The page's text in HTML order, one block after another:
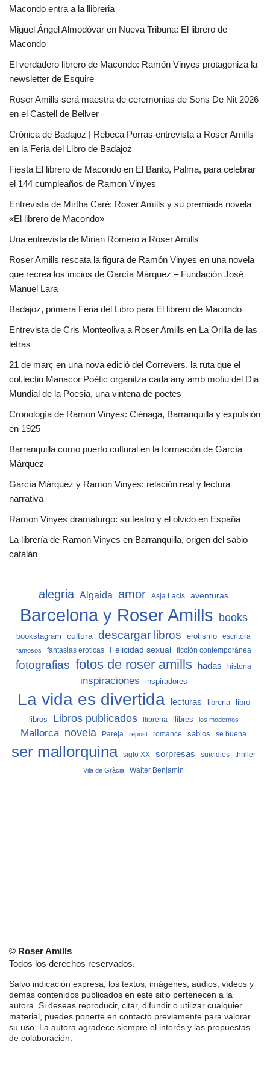
Macondo entra a la llibreria
Miguel Ángel Almodóvar en Nueva Tribuna: El librero de
Macondo
El verdadero librero de Macondo: Ramón Vinyes protagoniza la
newsletter de Esquire
Roser Amills será maestra de ceremonias de Sons De Nit 2026
en el Castell de Bellver
Crónica de Badajoz | Rebeca Porras entrevista a Roser Amills
en la Feria del Libro de Badajoz
Fiesta El librero de Macondo en El Barito, Palma, para celebrar
el 144 cumpleaños de Ramon Vinyes
Entrevista de Mirtha Caré: Roser Amills y su premiada novela
«El librero de Macondo»
Una entrevista de Mirian Romero a Roser Amills
Roser Amills rescata la figura de Ramón Vinyes en una novela
que recrea los inicios de García Márquez – Fundación José
Manuel Lara
Badajoz, primera Feria del Libro para El librero de Macondo
Entrevista de Cris Monteoliva a Roser Amills en La Orilla de las
letras
21 de març en una nova edició del Correvers, la ruta que el
col.lectiu Manacor Poètic organitza cada any amb motiu del Dia
Mundial de la Poesia, una vintena de poetes
Cronología de Ramon Vinyes: Ciénaga, Barranquilla y expulsión
en 1925
Barranquilla como puerto cultural en la formación de García
Márquez
García Márquez y Ramon Vinyes: relación real y lectura
narrativa
Ramon Vinyes dramaturgo: su teatro y el olvido en España
La librería de Ramon Vinyes en Barranquilla, origen del sabio
catalán
alegria Algaida amor Asja Lacis aventuras
Barcelona y Roser Amills books
bookstagram cultura descargar libros erotismo escritora
famosos fantasias eroticas Felicidad sexual ficción contemporánea
fotografias fotos de roser amills hadas historia
inspiraciones inspiradores
La vida es divertida lecturas libreria
libro
libros
Libros publicados llibreria llibres los modernos
Mallorca novela Pareja repost romance sabios se buena
ser mallorquina siglo XX sorpresas suicidios thriller
Vila de Gràcia Walter Benjamin
© Roser Amills
Todos los derechos reservados.
Salvo indicación expresa, los textos, imágenes, audios, vídeos y
demás contenidos publicados en este sitio pertenecen a la
autora. Si deseas reproducir, citar, difundir o utilizar cualquier
material, puedes ponerte en contacto previamente para valorar
su uso. La autora agradece siempre el interés y las propuestas
de colaboración.